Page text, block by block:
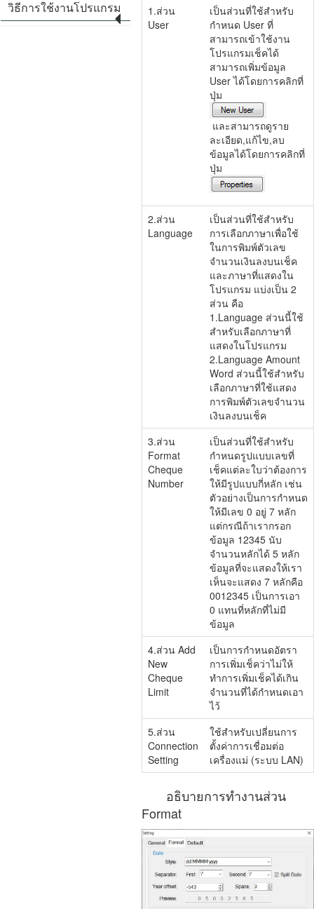
วิธีการใช้งานโปรแกรม
1.ส่วน
User
เป็นส่วนที่ใช้สำหรับ
กำหนด User ที่
สามารถเข้าใช้งาน
โปรแกรมเช็คได้
สามารถเพิ่มข้อมูล
User ได้โดยการคลิกที่
ปุ่ม
และสามารถดูราย
ละเอียด,แก้ไข,ลบ
ข้อมูลได้โดยการคลิกที่
ปุ่ม
2.ส่วน
Language
เป็นส่วนที่ใช้สำหรับ
การเลือกภาษาเพื่อใช้
ในการพิมพ์ตัวเลข
จำนวนเงินลงบนเช็ค
และภาษาที่แสดงใน
โปรแกรม แบ่งเป็น 2
ส่วน คือ
1.Language ส่วนนี้ใช้
สำหรับเลือกภาษาที่
แสดงในโปรแกรม
2.Language Amount
Word ส่วนนี้ใช้สำหรับ
เลือกภาษาที่ใช้แสดง
การพิมพ์ตัวเลขจำนวน
เงินลงบนเช็ค
3.ส่วน
Format
Cheque
Number
เป็นส่วนที่ใช้สำหรับ
กำหนดรูปแบบเลขที่
เช็คแต่ละใบว่าต้องการ
ให้มีรูปแบบกี่หลัก เช่น
ตัวอย่างเป็นการกำหนด
ให้มีเลข 0 อยู่ 7 หลัก
แต่กรณีถ้าเรากรอก
ข้อมูล 12345 นับ
จำนวนหลักได้ 5 หลัก
ข้อมูลที่จะแสดงให้เรา
เห็นจะแสดง 7 หลักคือ
0012345 เป็นการเอา
0 แทนที่หลักที่ไม่มี
ข้อมูล
4.ส่วน Add
New
Cheque
Limit
เป็นการกำหนดอัตรา
การเพิ่มเช็คว่าไม่ให้
ทำการเพิ่มเช็คได้เกิน
จำนวนที่ได้กำหนดเอา
ไว้
5.ส่วน
Connection
Setting
ใช้สำหรับเปลี่ยนการ
ตั้งค่าการเชื่อมต่อ
เครื่องแม่ (ระบบ LAN)
อธิบายการทำงานส่วน
Format